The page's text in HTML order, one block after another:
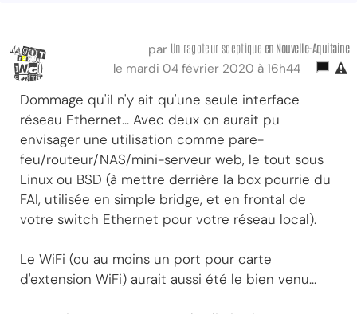
par Un ragoteur sceptique en Nouvelle-Aquitaine
le mardi 04 février 2020 à 16h44
Dommage qu'il n'y ait qu'une seule interface
réseau Ethernet... Avec deux on aurait pu
envisager une utilisation comme pare-
feu/routeur/NAS/mini-serveur web, le tout sous
Linux ou BSD (à mettre derrière la box pourrie du
FAI, utilisée en simple bridge, et en frontal de
votre switch Ethernet pour votre réseau local).
Le WiFi (ou au moins un port pour carte
d'extension WiFi) aurait aussi été le bien venu...